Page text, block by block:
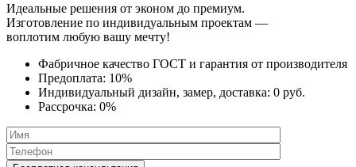
Идеальные решения от эконом до премиум.
Изготовление по индивидуальным проектам —
воплотим любую вашу мечту!
Фабричное качество ГОСТ и гарантия от производителя
Предоплата: 10%
Индивидуальный дизайн, замер, доставка: 0 руб.
Рассрочка: 0%